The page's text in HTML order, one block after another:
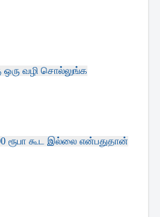
ஒரு வழி சொல்லுங்க
ரூபா கூட இல்லை என்பதுதான்